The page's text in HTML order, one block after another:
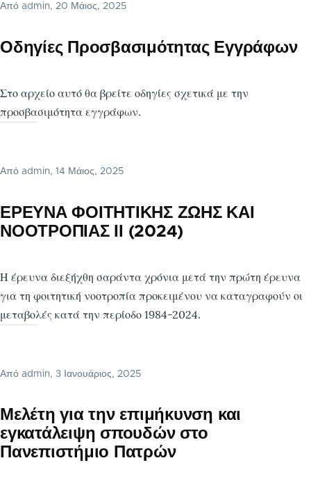
Από admin, 20 Μάιος, 2025
Οδηγίες Προσβασιμότητας Εγγράφων
Στο αρχείο αυτό θα βρείτε οδηγίες σχετικά με την
προσβασιμότητα εγγράφων.
Από admin, 14 Μάιος, 2025
ΕΡΕΥΝΑ ΦΟΙΤΗΤΙΚΗΣ ΖΩΗΣ ΚΑΙ
ΝΟΟΤΡΟΠΙΑΣ ΙΙ (2024)
Η έρευνα διεξήχθη σαράντα χρόνια μετά την πρώτη έρευνα
για τη φοιτητική νοοτροπία προκειμένου να καταγραφούν οι
μεταβολές κατά την περίοδο 1984-2024.
Από admin, 3 Ιανουάριος, 2025
Μελέτη για την επιμήκυνση και
εγκατάλειψη σπουδών στο
Πανεπιστήμιο Πατρών